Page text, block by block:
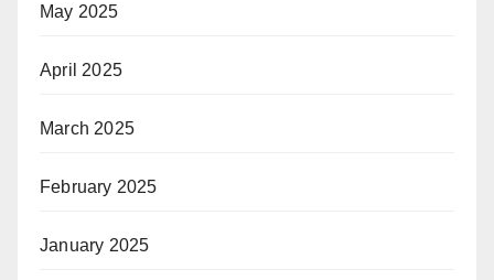
May 2025
April 2025
March 2025
February 2025
January 2025